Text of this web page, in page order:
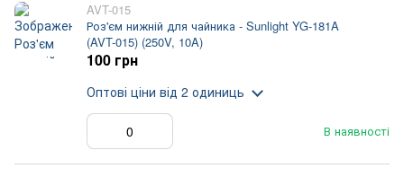
AVT-015
Роз'єм нижній для чайника - Sunlight YG-181A
(AVT-015) (250V, 10A)
В наявності
100 грн
Оптові ціни від 2 одиниць